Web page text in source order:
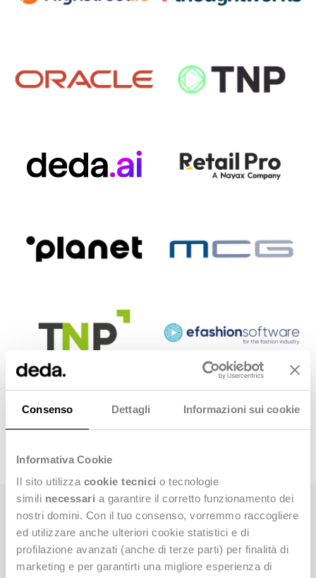
Consenso Dettagli Informazioni sui cookie
Informativa Cookie
Il sito utilizza cookie tecnici o tecnologie
simili necessari a garantire il corretto funzionamento dei
nostri domini. Con il tuo consenso, vorremmo raccogliere
ed utilizzare anche ulteriori cookie statistici e di
profilazione avanzati (anche di terze parti) per finalità di
marketing e per garantirti una migliore esperienza di
Value Added Partner
Un écosystème de développeurset revendeurs certifiésqui
supportent nos clients
dans les ventes, la consultation
et l'assistence de premier niveau.